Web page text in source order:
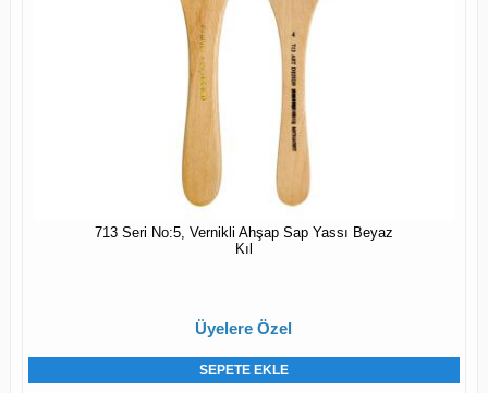
713 Seri No:5, Vernikli Ahşap Sap Yassı Beyaz
Kıl
Üyelere Özel
SEPETE EKLE